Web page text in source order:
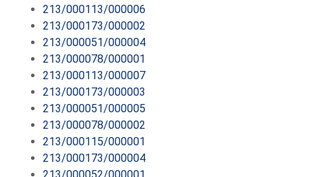
213/000113/000006
213/000173/000002
213/000051/000004
213/000078/000001
213/000113/000007
213/000173/000003
213/000051/000005
213/000078/000002
213/000115/000001
213/000173/000004
213/000052/000001